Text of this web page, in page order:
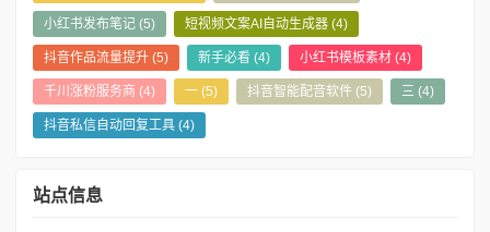
小红书发布笔记 (5) 短视频文案AI自动生成器 (4)
抖音作品流量提升 (5) 新手必看 (4) 小红书模板素材 (4)
千川涨粉服务商 (4) 一 (5) 抖音智能配音软件 (5) 三 (4)
抖音私信自动回复工具 (4)
站点信息